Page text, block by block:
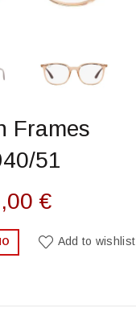
Frames
51
€Η
τρέχουσα
Add to wishlist